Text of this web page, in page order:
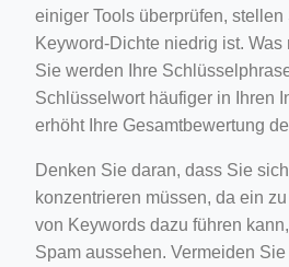
einiger Tools überprüfen, stellen
Keyword-Dichte niedrig ist.
Sie werden Ihre
Schlüsselwort häufiger in Ihren
erhöht Ihre Gesamtbewertung
Denken Sie daran, dass Sie
konzentrieren müssen, da ein
von Keywords dazu führen
Spam aussehen. Vermeiden